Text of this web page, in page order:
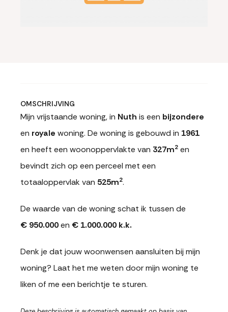
OMSCHRIJVING
Mijn vrijstaande woning, in Nuth is een bijzondere
en royale woning. De woning is gebouwd in 1961
en heeft een woonoppervlakte van 327m2 en
bevindt zich op een perceel met een
totaaloppervlak van 525m2.
De waarde van de woning schat ik tussen de
€ 950.000en € 1.000.000 k.k.
Denk je dat jouw woonwensen aansluiten bij mijn
woning? Laat het me weten door mijn woning te
liken of me een berichtje te sturen.